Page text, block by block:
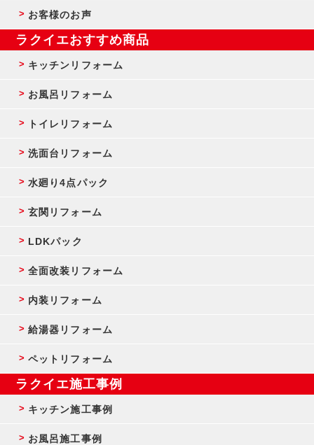
お客様のお声
ラクイエおすすめ商品
キッチンリフォーム
お風呂リフォーム
トイレリフォーム
洗面台リフォーム
水廻り4点パック
玄関リフォーム
LDKパック
全面改装リフォーム
内装リフォーム
給湯器リフォーム
ペットリフォーム
ラクイエ施工事例
キッチン施工事例
お風呂施工事例